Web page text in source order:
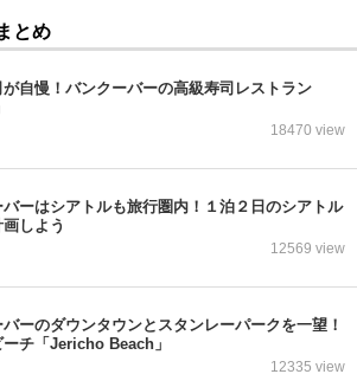
とめ
自慢！バンクーバーの高級寿司レストラン
18470 view
ーはシアトルも旅行圏内！１泊２日のシアトル
しよう
12569 view
ーのダウンタウンとスタンレーパークを一望！
ーチ「Jericho Beach」
12335 view